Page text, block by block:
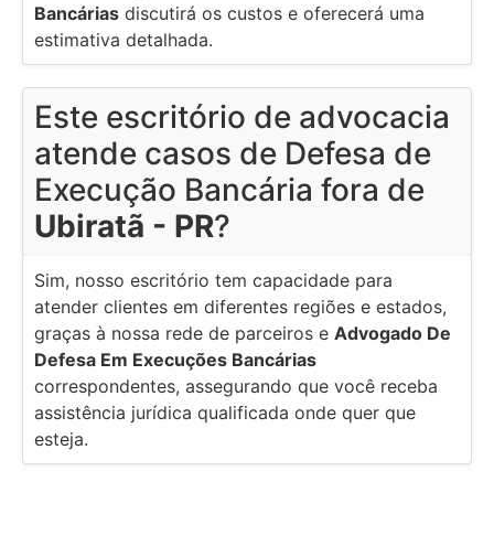
Bancárias discutirá os custos e oferecerá uma
estimativa detalhada.
Este escritório de advocacia
atende casos de Defesa de
Execução Bancária fora de
Ubiratã - PR?
Sim, nosso escritório tem capacidade para
atender clientes em diferentes regiões e estados,
graças à nossa rede de parceiros e Advogado De
Defesa Em Execuções Bancárias
correspondentes, assegurando que você receba
assistência jurídica qualificada onde quer que
esteja.